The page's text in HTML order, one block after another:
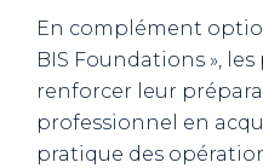
En complément
BIS Foundations »,
renforcer leur
professionnel en
pratique des